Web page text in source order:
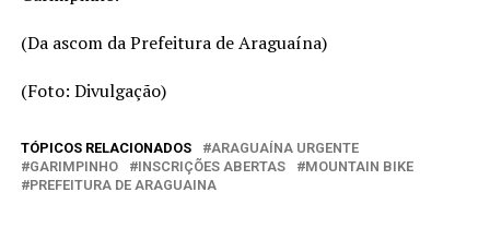
(Da ascom da Prefeitura de Araguaína)
(Foto: Divulgação)
TÓPICOS RELACIONADOS
ARAGUAÍNA URGENTE
GARIMPINHO
INSCRIÇÕES ABERTAS
MOUNTAIN BIKE
PREFEITURA DE ARAGUAINA